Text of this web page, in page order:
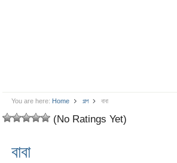
You are here: Home গল্প বাবা
(No Ratings Yet)
বাবা